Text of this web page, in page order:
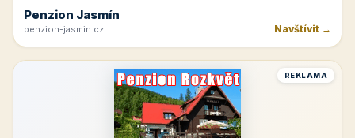
Penzion Jasmín
penzion-jasmin.cz Navštívit →
REKLAMA